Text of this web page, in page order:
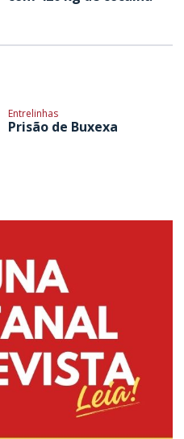
Entrelinhas
Prisão de Buxexa